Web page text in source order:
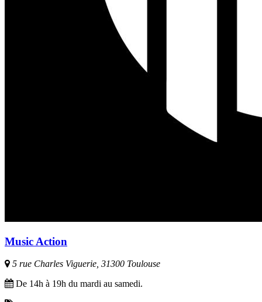
Music Action
5 rue Charles Viguerie, 31300 Toulouse
De 14h à 19h du mardi au samedi.